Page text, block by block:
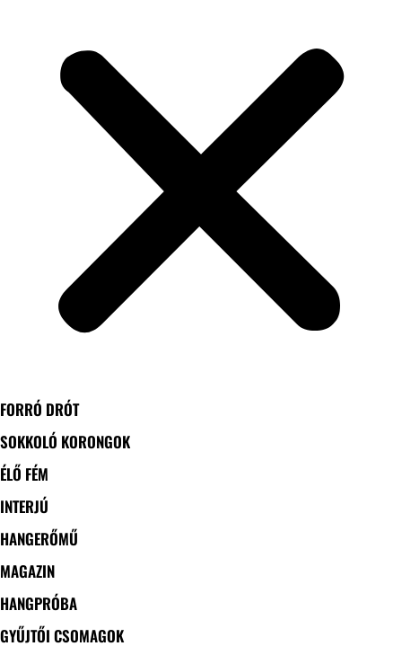
FORRÓ DRÓT
SOKKOLÓ KORONGOK
ÉLŐ FÉM
INTERJÚ
HANGERŐMŰ
MAGAZIN
HANGPRÓBA
GYŰJTŐI CSOMAGOK